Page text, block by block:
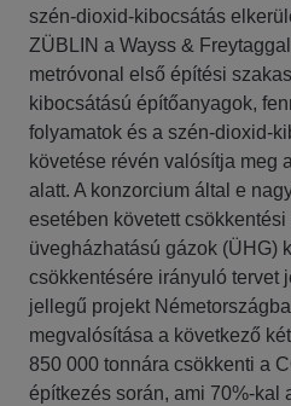
szén-dioxid-kibocsátás
ZÜBLIN a Wayss &
metróvonal első építési
kibocsátású építőanyagok,
folyamatok és a szén-dioxid-
követése révén valósítja meg
alatt. A konzorcium által e
esetében követett
üvegházhatású gázok (ÜHG)
csökkentésére irányuló tervet
jellegű projekt
megvalósítása a következő
850 000 tonnára csökkenti a
építkezés során, ami 70%-kal